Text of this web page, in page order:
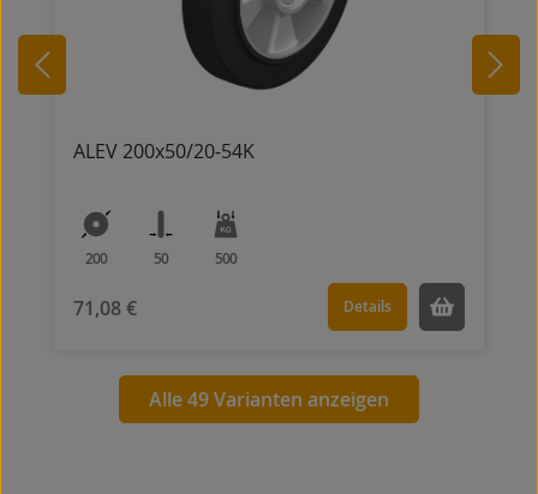
ALEV 200x50/20-54K
200 50 500
71,08 € Details
Alle 49 Varianten anzeigen